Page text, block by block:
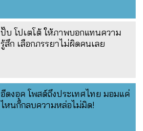
ปั๊บ โปเตโต้ ให้ภาพบอกแทนความ
รู้สึก เลือกภรรยาไม่ผิดคนเลย
อีดงอุค โพสต์ถึงประเทศไทย มอมแค่
ไหนก็กลบความหล่อไม่มิด!